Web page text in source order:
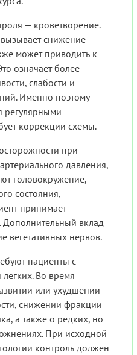
— кроветворение.
снижение
может приводить к
означает более
слабости и
Именно поэтому
регулярными
коррекции схемы.
при
давления,
головокружение,
состояния,
принимает
Дополнительный вклад
вегетативных нервов.
пациенты с
Во время
или ухудшении
снижении фракции
а также о редких, но
При исходной
контроль должен